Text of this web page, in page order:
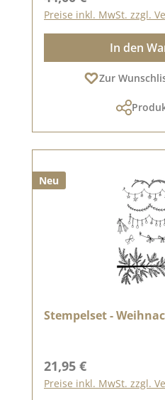
Preise inkl. MwSt. zzgl.
In den
Zur
Neu
Stempelset -
Regulärer Preis:
21,95 €
Preise inkl. MwSt. zzgl.